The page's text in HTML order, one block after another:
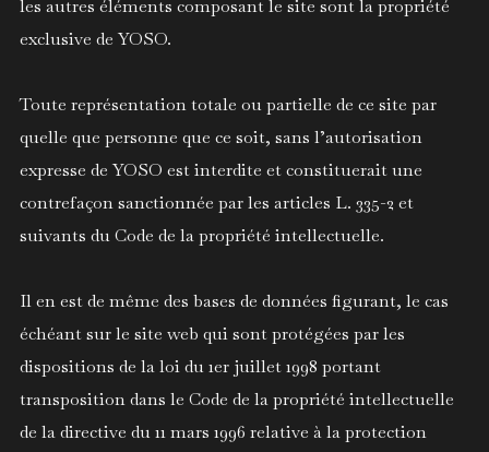
les autres éléments composant le site sont la propriété
exclusive de YOSO.
Toute représentation totale ou partielle de ce site par
quelle que personne que ce soit, sans l’autorisation
expresse de YOSO est interdite et constituerait une
contrefaçon sanctionnée par les articles L. 335-2 et
suivants du Code de la propriété intellectuelle.
Il en est de même des bases de données figurant, le cas
échéant sur le site web qui sont protégées par les
dispositions de la loi du 1er juillet 1998 portant
transposition dans le Code de la propriété intellectuelle
de la directive du 11 mars 1996 relative à la protection